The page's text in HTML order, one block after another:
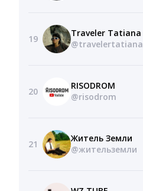
19
Traveler Tatiana
@travelertatiana
20
RISODROM
@risodrom
21
Житель Земли
@жительземли